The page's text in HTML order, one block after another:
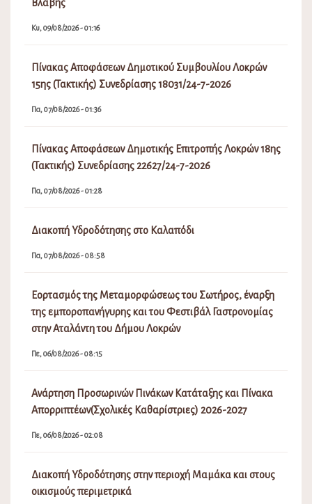
Βλάβης
Κυ, 09/08/2026 - 01:16
Πίνακας Αποφάσεων Δημοτικού Συμβουλίου Λοκρών
15ης (Τακτικής) Συνεδρίασης 18031/24-7-2026
Πα, 07/08/2026 - 01:36
Πίνακας Αποφάσεων Δημοτικής Επιτροπής Λοκρών 18ης
(Τακτικής) Συνεδρίασης 22627/24-7-2026
Πα, 07/08/2026 - 01:28
Διακοπή Υδροδότησης στο Καλαπόδι
Πα, 07/08/2026 - 08:58
Εορτασμός της Μεταμορφώσεως του Σωτήρος, έναρξη
της εμποροπανήγυρης και του Φεστιβάλ Γαστρονομίας
στην Αταλάντη του Δήμου Λοκρών
Πε, 06/08/2026 - 08:15
Ανάρτηση Προσωρινών Πινάκων Κατάταξης και Πίνακα
Απορριπτέων(Σχολικές Καθαρίστριες) 2026-2027
Πε, 06/08/2026 - 02:08
Διακοπή Υδροδότησης στην περιοχή Μαμάκα και στους
οικισμούς περιμετρικά